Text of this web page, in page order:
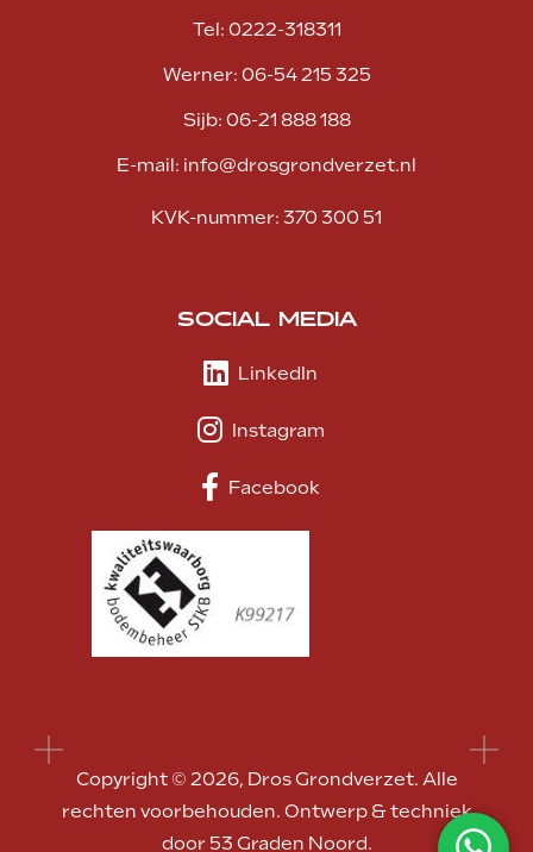
Tel: 0222-318311
Werner: 06-54 215 325
Sijb: 06-21 888 188
E-mail: info@drosgrondverzet.nl
KVK-nummer: 370 300 51
SOCIAL MEDIA
LinkedIn
Instagram
Facebook
Copyright © 2026, Dros Grondverzet. Alle
rechten voorbehouden. Ontwerp & techniek
door 53 Graden Noord.